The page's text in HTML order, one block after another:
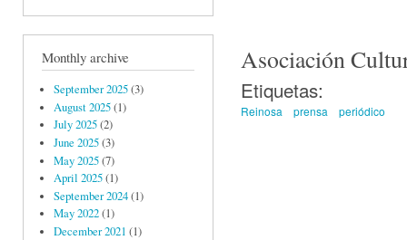
Monthly archive
September 2025(3)
August 2025(1)
July 2025(2)
June 2025(3)
May 2025(7)
April 2025(1)
September 2024(1)
May 2022(1)
December 2021 (1)
Asociación
Etiquetas:
Reinosa prensa periódico